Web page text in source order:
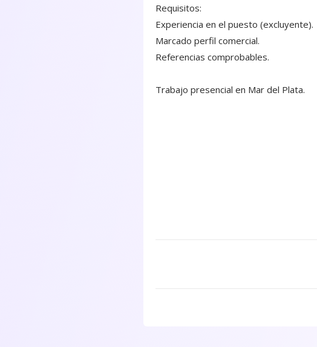
Requisitos:
Experiencia en el puesto (excluyente).
Marcado perfil comercial.
Referencias comprobables.
Trabajo presencial en Mar del Plata.